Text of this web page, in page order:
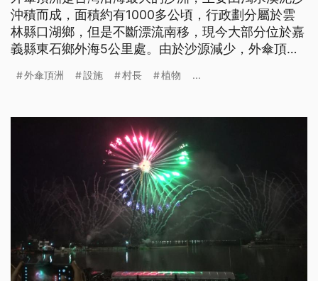
沖積而成，面積約有1000多公頃，行政劃分屬於雲
林縣口湖鄉，但是不斷漂流南移，現今大部分位於嘉
義縣東石鄉外海5公里處。由於沙源減少，外傘頂洲
積，於是政府與民間合力，進行外傘頂洲的護沙行
外傘頂洲 設施 村長 植物 ...